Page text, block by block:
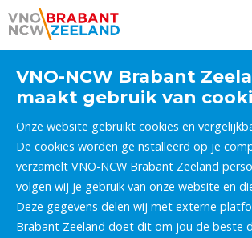
VNO-NCW Brabant
maakt gebruik van
Onze website gebruikt cookies en
De cookies worden geïnstalleerd op je
verzamelt VNO-NCW Brabant Zeeland
volgen wij je gebruik van onze website en
Deze gegevens delen wij met externe
Brabant Zeeland doet dit om jou de beste